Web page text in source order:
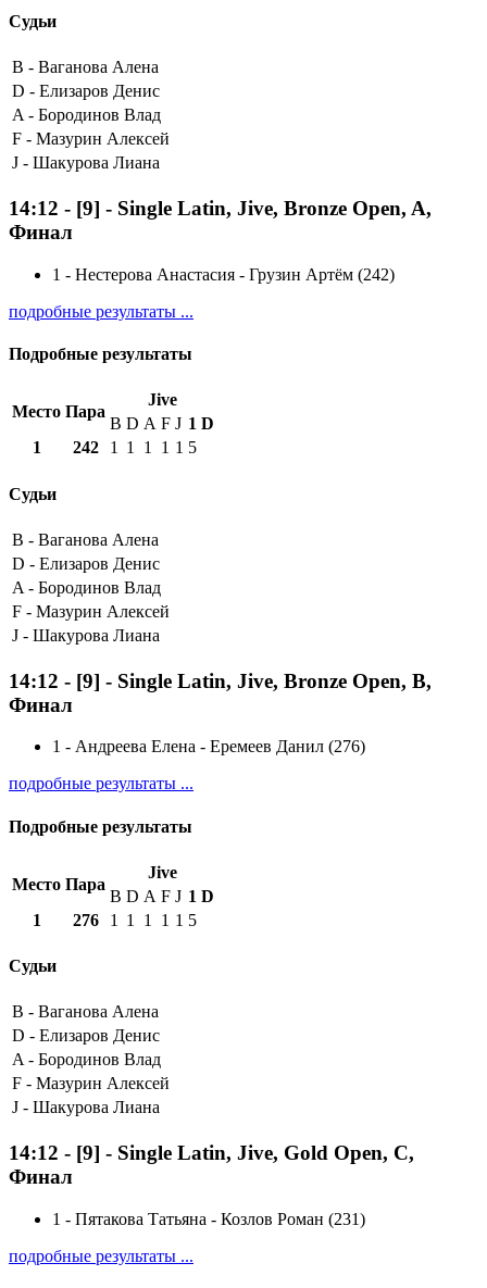
Судьи
B - Ваганова Алена
D - Елизаров Денис
A - Бородинов Влад
F - Мазурин Алексей
J - Шакурова Лиана
14:12 - [9] - Single Latin, Jive, Bronze Open, A,
Финал
1 - Нестерова Анастасия - Грузин Артём (242)
подробные результаты ...
Подробные результаты
Место Пара
Jive
B D A F J 1 D
1
242 1 1 1 1 1 5
Судьи
B - Ваганова Алена
D - Елизаров Денис
A - Бородинов Влад
F - Мазурин Алексей
J - Шакурова Лиана
14:12 - [9] - Single Latin, Jive, Bronze Open, B,
Финал
1 - Андреева Елена - Еремеев Данил (276)
подробные результаты ...
Подробные результаты
Место Пара
Jive
B D A F J 1 D
1
276 1 1 1 1 1 5
Судьи
B - Ваганова Алена
D - Елизаров Денис
A - Бородинов Влад
F - Мазурин Алексей
J - Шакурова Лиана
14:12 - [9] - Single Latin, Jive, Gold Open, C,
Финал
1 - Пятакова Татьяна - Козлов Роман (231)
подробные результаты ...